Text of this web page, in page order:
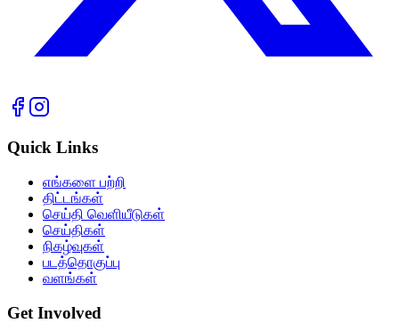
Quick Links
எங்களை பற்றி
திட்டங்கள்
செய்தி வெளியீடுகள்
செய்திகள்
நிகழ்வுகள்
படத்தொகுப்பு
வளங்கள்
Get Involved